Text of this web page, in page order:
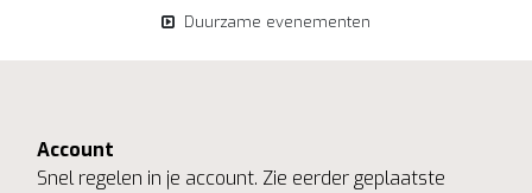
Duurzame evenementen
Account
Snel regelen in je account. Zie eerder geplaatste